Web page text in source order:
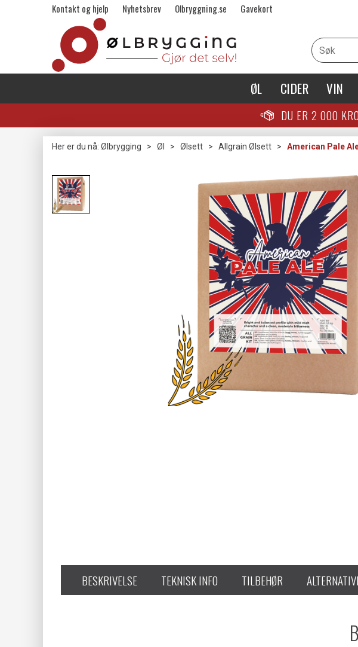
Kontakt og hjelp Nyhetsbrev Olbryggning.se Gavekort
ØL CIDER VIN
DU ER 2 000
Her er du nå: Ølbrygging > Øl > Ølsett > Allgrain Ølsett > American Pale
BESKRIVELSE TEKNISK INFO TILBEHØR